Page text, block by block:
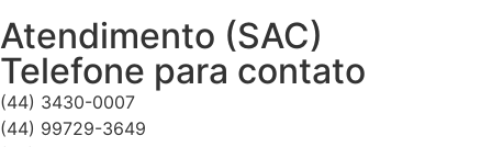
Atendimento (SAC)
Telefone para contato
(44) 3430-0007
(44) 99729-3649